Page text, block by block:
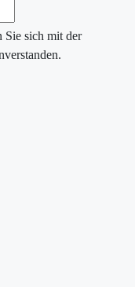
Sie sich mit der